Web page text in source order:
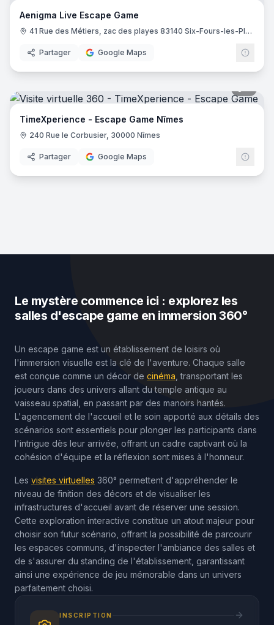
Aenigma Live Escape Game
41 Rue des Métiers, zac des playes 83140 Six-Fours-les-Plages
Partager Google Maps
TimeXperience - Escape Game Nîmes
240 Rue le Corbusier, 30000 Nîmes
Partager Google Maps
Le mystère commence ici : explorez les
salles d'escape game en immersion 360°
Un escape game est un établissement de loisirs où
l'immersion visuelle est la clé de l'aventure. Chaque salle
est conçue comme un décor de cinéma , transportant les
joueurs dans des univers allant du temple antique au
vaisseau spatial, en passant par des manoirs hantés.
L'agencement de l'accueil et le soin apporté aux détails des
scénarios sont essentiels pour plonger les participants dans
l'intrigue dès leur arrivée, offrant un cadre captivant où la
cohésion d'équipe et la réflexion sont mises à l'honneur.
Les visites virtuelles 360° permettent d'appréhender le
niveau de finition des décors et de visualiser les
infrastructures d'accueil avant de réserver une session.
Cette exploration interactive constitue un atout majeur pour
choisir son futur scénario, offrant la possibilité de parcourir
les espaces communs, d'inspecter l'ambiance des salles et
de s'assurer du standing de l'établissement, garantissant
ainsi une expérience de jeu mémorable dans un univers
parfaitement choisi.
INSCRIPTION